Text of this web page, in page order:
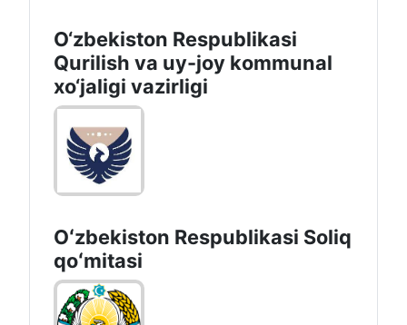
O‘zbekiston Respublikasi
Qurilish va uy-joy kommunal
xo‘jaligi vazirligi
Oʻzbekiston Respublikasi Soliq
qoʻmitasi